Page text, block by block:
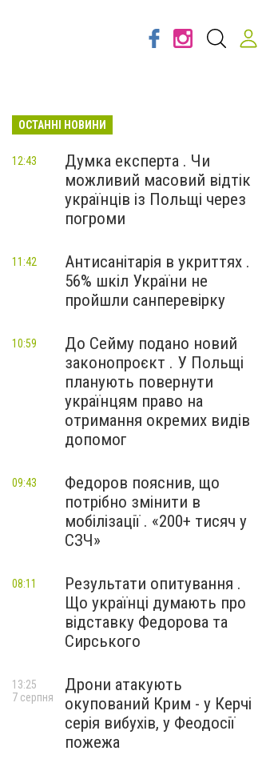
ОСТАННІ НОВИНИ
Думка експерта . Чи
можливий масовий відтік
українців із Польщі через
погроми
12:43
Антисанітарія в укриттях .
56% шкіл України не
пройшли санперевірку
11:42
До Сейму подано новий
законопроєкт . У Польщі
планують повернути
українцям право на
отримання окремих видів
допомог
10:59
Федоров пояснив, що
потрібно змінити в
мобілізації . «200+ тисяч у
СЗЧ»
09:43
Результати опитування .
Що українці думають про
відставку Федорова та
Сирського
08:11
Дрони атакують
окупований Крим - у Керчі
серія вибухів, у Феодосії
пожежа
13:25
7 серпня